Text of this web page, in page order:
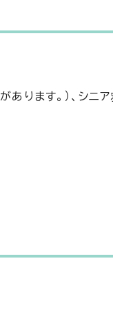
があります。）、シニ